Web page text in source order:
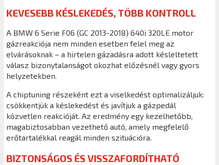
KEVESEBB KÉSLEKEDÉS, TÖBB KONTROLL
A BMW 6 Serie F06 (GC 2013-2018) 640i 320LE motor
gázreakciója nem minden esetben felel meg az
elvárásoknak – a hirtelen gázadásra adott késleltetett
válasz bizonytalanságot okozhat előzésnél vagy gyors
helyzetekben.
A chiptuning részeként ezt a viselkedést optimalizáljuk:
csökkentjük a késlekedést és javítjuk a gázpedál
közvetlen reakcióját. Az eredmény egy kezelhetőbb,
magabiztosabban vezethető autó, amely megfelelő
erőtartalékkal reagál minden szituációra.
BIZTONSÁGOS ÉS VISSZAFORDÍTHATÓ